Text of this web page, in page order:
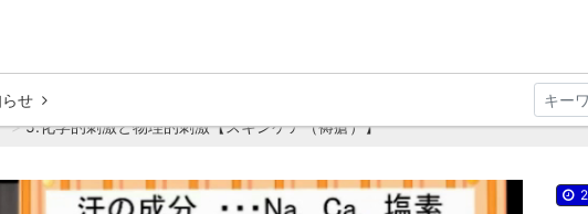
せ
5.化学的刺激と物理的刺激【スキンケア（褥瘡）】